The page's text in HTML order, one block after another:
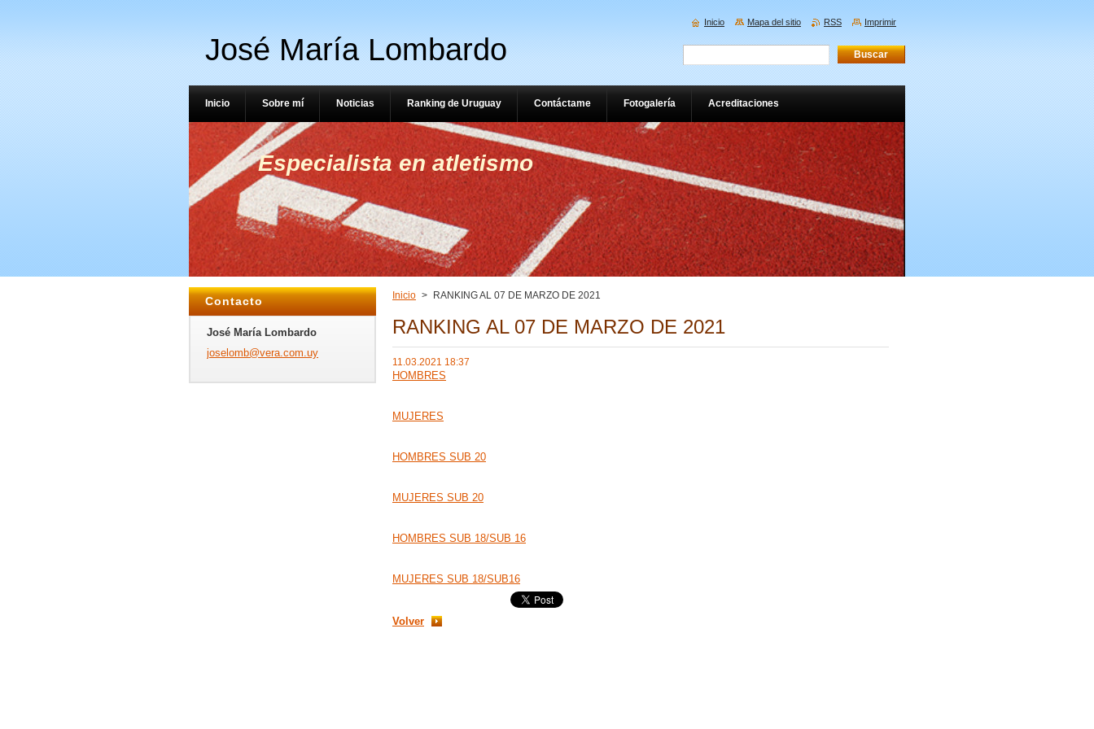
José María Lombardo
Especialista en atletismo
Inicio > RANKING AL 07 DE MARZO DE 2021
RANKING AL 07 DE MARZO DE 2021
11.03.2021 18:37
HOMBRES
MUJERES
HOMBRES SUB 20
MUJERES SUB 20
HOMBRES SUB 18/SUB 16
MUJERES SUB 18/SUB16
Volver
Contacto
José María Lombardo
joselomb@vera.com.uy
Inicio Sobre mí Noticias Ranking de Uruguay Contáctame Fotogalería Acreditaciones
Inicio Mapa del sitio RSS Imprimir